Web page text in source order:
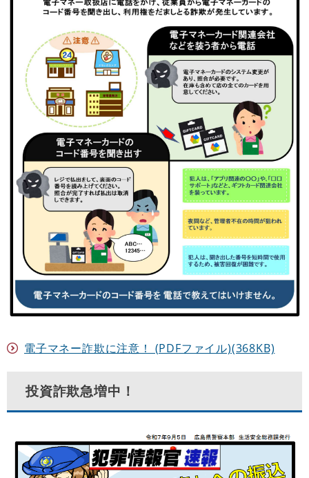
電子マネー詐欺に注意！ (PDFファイル)(368KB)
投資詐欺急増中！